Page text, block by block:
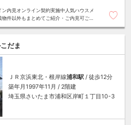
内見オンライン契約実施中人気ハウスメ
件以外もまとめてご紹介・ご内見可ご予
だま
ＪＲ京浜東北・根岸線浦和駅 / 徒歩12分
築年月1997年11月 / 2階建
埼玉県さいたま市浦和区岸町１丁目10-3